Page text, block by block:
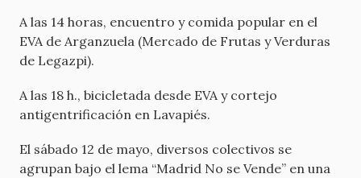
A las 14 horas, encuentro y comida popular en el
EVA de Arganzuela (Mercado de Frutas y Verduras
de Legazpi).
A las 18 h., bicicletada desde EVA y cortejo
antigentrificación en Lavapiés.
El sábado 12 de mayo, diversos colectivos se
agrupan bajo el lema “Madrid No se Vende” en una